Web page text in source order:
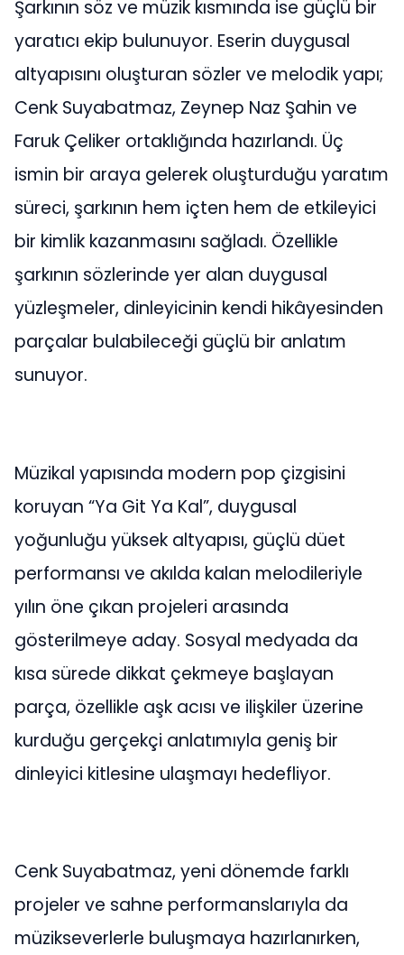
Şarkının söz ve müzik kısmında ise güçlü bir
yaratıcı ekip bulunuyor. Eserin duygusal
altyapısını oluşturan sözler ve melodik yapı;
Cenk Suyabatmaz, Zeynep Naz Şahin ve
Faruk Çeliker ortaklığında hazırlandı. Üç
ismin bir araya gelerek oluşturduğu yaratım
süreci, şarkının hem içten hem de etkileyici
bir kimlik kazanmasını sağladı. Özellikle
şarkının sözlerinde yer alan duygusal
yüzleşmeler, dinleyicinin kendi hikâyesinden
parçalar bulabileceği güçlü bir anlatım
sunuyor.
Müzikal yapısında modern pop çizgisini
koruyan “Ya Git Ya Kal”, duygusal
yoğunluğu yüksek altyapısı, güçlü düet
performansı ve akılda kalan melodileriyle
yılın öne çıkan projeleri arasında
gösterilmeye aday. Sosyal medyada da
kısa sürede dikkat çekmeye başlayan
parça, özellikle aşk acısı ve ilişkiler üzerine
kurduğu gerçekçi anlatımıyla geniş bir
dinleyici kitlesine ulaşmayı hedefliyor.
Cenk Suyabatmaz, yeni dönemde farklı
projeler ve sahne performanslarıyla da
müzikseverlerle buluşmaya hazırlanırken,